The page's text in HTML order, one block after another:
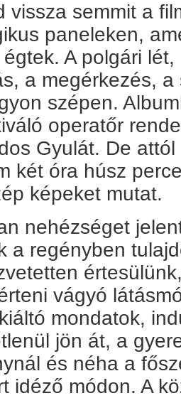
vissza semmit a
paneleken,
A polgári
a megérkezés,
szépen.
operatőr
Gyulát. De
két óra húsz
képeket mutat.
nehézséget
a regényben
vágyó
mondatok,
jön át, a
és néha a
idéző módon. A